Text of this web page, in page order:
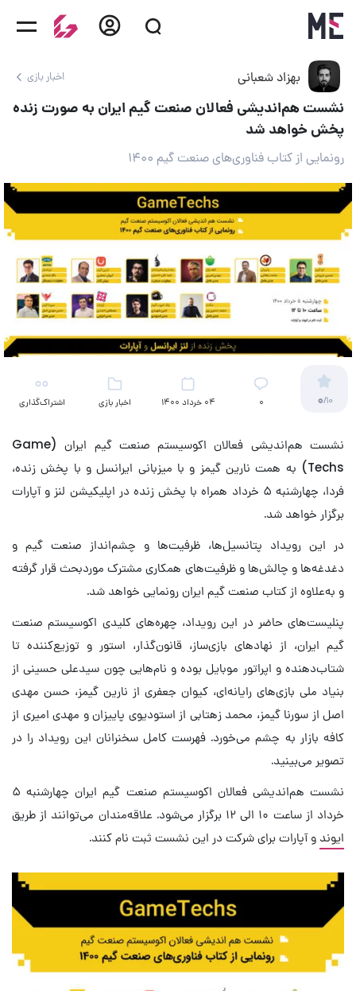
بهزاد شعبانی اخبار بازی
نشست هم‌اندیشی فعالان صنعت گیم ایران به صورت زنده
پخش خواهد شد
رونمایی از کتاب فناوری‌های صنعت گیم ۱۴۰۰
0/10 ۰ 04 خرداد 1400 اخبار بازی اشتراک‌گذاری
نشست هم‌اندیشی فعالان اکوسیستم صنعت گیم ایران (Game
Techs) به همت نارین گیمز و با میزبانی ایرانسل و با پخش زنده،
فردا، چهارشنبه ۵ خرداد همراه با پخش زنده در اپلیکیشن لنز و آپارات
برگزار خواهد شد.
در این رویداد پتانسیل‌ها، ظرفیت‌ها و چشم‌انداز صنعت گیم و
دغدغه‌ها و چالش‌ها و ظرفیت‌های همکاری مشترک موردبحث قرار گرفته
و به‌علاوه از کتاب صنعت گیم ایران رونمایی خواهد شد.
پنلیست‌های حاضر در این رویداد، چهره‌های کلیدی اکوسیستم صنعت
گیم ایران، از نهادهای بازی‌ساز، قانون‌گذار، استور و توزیع‌کننده تا
شتاب‌دهنده و اپراتور موبایل بوده و نام‌هایی چون سیدعلی حسینی از
بنیاد ملی بازی‌های رایانه‌ای، کیوان جعفری از نارین گیمز، حسن مهدی
اصل از سورنا گیمز، محمد زهتابی از استودیوی پاییزان و مهدی امیری از
کافه بازار به چشم می‌خورد. فهرست کامل سخنرانان این رویداد را در
تصویر می‌بینید.
نشست هم‌اندیشی فعالان اکوسیستم صنعت گیم ایران چهارشنبه ۵
خرداد از ساعت ۱۰ الی ۱۲ برگزار می‌شود. علاقه‌مندان می‌توانند از طریق
ایوند و آپارات برای شرکت در این نشست ثبت‌ نام کنند.